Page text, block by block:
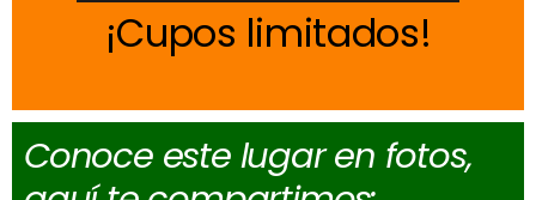
Cupos limitados
Conoce este lugar en fotos,